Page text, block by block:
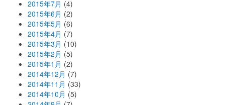
2015年7月 (4)
2015年6月 (2)
2015年5月 (6)
2015年4月 (7)
2015年3月 (10)
2015年2月 (5)
2015年1月 (2)
2014年12月 (7)
2014年11月 (33)
2014年10月 (5)